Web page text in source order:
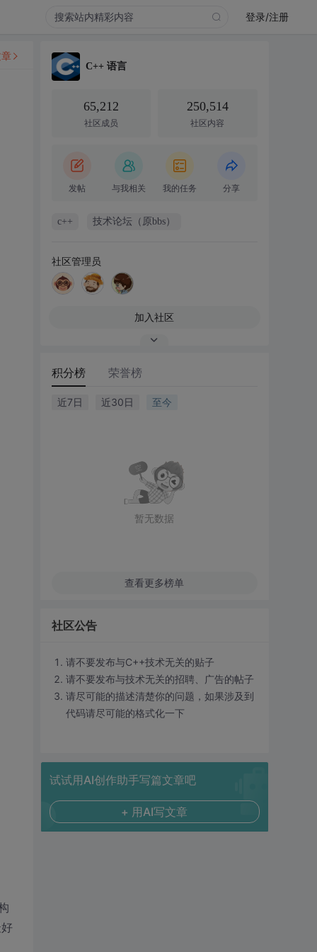
登录/注册
C++ 语言
65,212
社区成员
250,514
社区内容
发帖 与我相关 我的任务 分享
c++ 技术论坛（原bbs）
社区管理员
加入社区
积分榜 荣誉榜
近7日 近30日 至今
暂无数据
查看更多榜单
社区公告
请不要发布与C++技术无关的贴子
请不要发布与技术无关的招聘、广告的帖子
请尽可能的描述清楚你的问题，如果涉及到
代码请尽可能的格式化一下
试试用AI创作助手写篇文章吧
+ 用AI写文章